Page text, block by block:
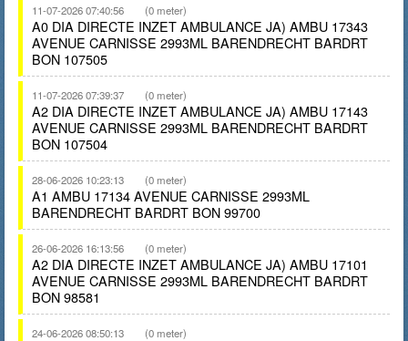
11-07-2026 07:40:56 (0 meter)
A0 DIA DIRECTE INZET AMBULANCE JA) AMBU 17343
AVENUE CARNISSE 2993ML BARENDRECHT BARDRT
BON 107505
11-07-2026 07:39:37 (0 meter)
A2 DIA DIRECTE INZET AMBULANCE JA) AMBU 17143
AVENUE CARNISSE 2993ML BARENDRECHT BARDRT
BON 107504
28-06-2026 10:23:13 (0 meter)
A1 AMBU 17134 AVENUE CARNISSE 2993ML
BARENDRECHT BARDRT BON 99700
26-06-2026 16:13:56 (0 meter)
A2 DIA DIRECTE INZET AMBULANCE JA) AMBU 17101
AVENUE CARNISSE 2993ML BARENDRECHT BARDRT
BON 98581
24-06-2026 08:50:13 (0 meter)